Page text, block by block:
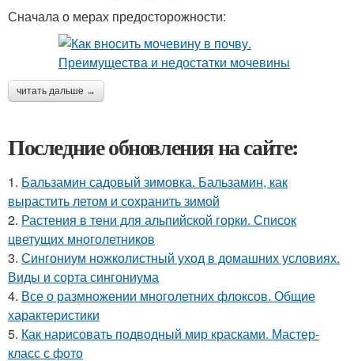
Сначала о мерах предосторожности:
читать дальше →
Последние обновления на сайте:
1. Бальзамин садовый зимовка. Бальзамин, как
вырастить летом и сохранить зимой
2. Растения в тени для альпийской горки. Список
цветущих многолетников
3. Сингониум ножколистный уход в домашних условиях.
Виды и сорта сингониума
4. Все о размножении многолетних флоксов. Общие
характеристики
5. Как нарисовать подводный мир красками. Мастер-
класс с фото